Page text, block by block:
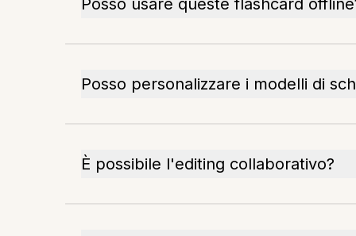
Posso usare queste flashcard
Posso personalizzare i modelli di
È possibile l'editing collaborativo?